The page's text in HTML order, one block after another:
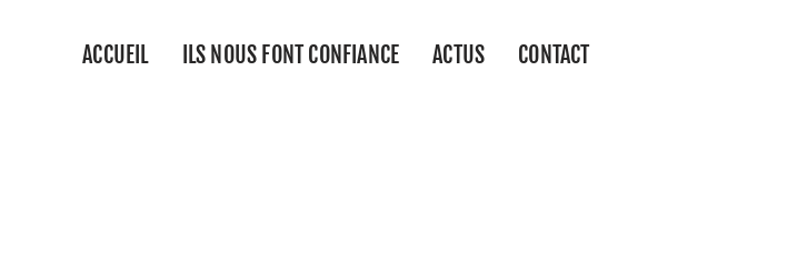
ACCUEIL ILS NOUS FONT CONFIANCE ACTUS CONTACT